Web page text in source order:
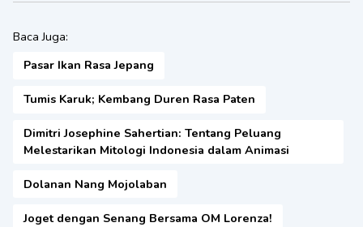
Baca Juga:
Pasar Ikan Rasa Jepang
Tumis Karuk; Kembang Duren Rasa Paten
Dimitri Josephine Sahertian: Tentang Peluang
Melestarikan Mitologi Indonesia dalam Animasi
Dolanan Nang Mojolaban
Joget dengan Senang Bersama OM Lorenza!